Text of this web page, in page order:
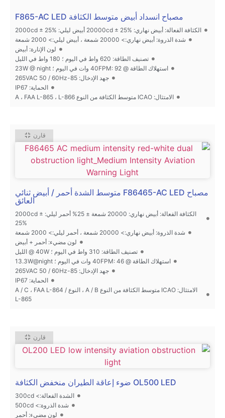
مصباح انسداد أبيض متوسط الكثافة F865-AC LED
الكثافة الفعالة: أبيض نهاري: 20000cd ± 25% أبيض ليلي: 2000cd ± 25%
شدة الذروة: أبيض نهاري:> 20000 شمعة ، أبيض ليلي:> 2000 شمعة
لون الإنارة: أبيض
تصنيف الطاقة: 620 واط في اليوم ؛ 180 واط في الليل
استهلاك الطاقة @ 40FPM: 92 وات في اليوم ؛ 23W @ night
جهد الإدخال: 85-265VAC 50 / 60Hz
الحماية: IP67
الامتثال: ICAO متوسط الكثافة من النوع A ، FAA L-865 ، L-866
قارن
مصباح F86465-AC LED متوسط الشدة أحمر / أبيض ثنائي
العائق
الكثافة الفعالة: أبيض نهاري: 20000 شمعة ± 25% أحمر ليلي: 2000cd ±
25%
شدة الذروة: أبيض نهاري:> 20000 شمعة ، أحمر ليلي:> 2000 شمعة
لون مضيء: أحمر + أبيض
تصنيف الطاقة: 310 واط في اليوم ؛ 40W @ الليل
استهلاك الطاقة @ 40FPM: 46 وات في اليوم ؛ 13.3W@night
جهد الإدخال: 85-265VAC 50 / 60Hz
الحماية: IP67
الامتثال: ICAO متوسط الكثافة من النوع A / B ، النوع A / C ، FAA L-864 /
L-865
قارن
OL500 LED ضوء إعاقة الطيران منخفض الكثافة
الشدة الفعالة:> 300cd
شدة الذروة:> 500cd
لون مضيء: أحمر